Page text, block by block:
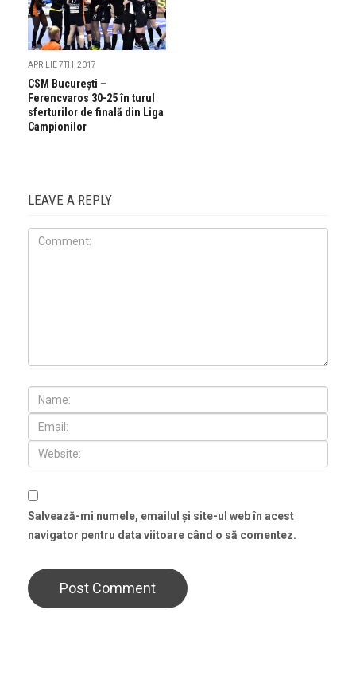
APRILIE 7TH, 2017
CSM Bucureşti –
Ferencvaros 30-25 în turul
sferturilor de finală din Liga
Campionilor
LEAVE A REPLY
Salvează-mi numele, emailul și site-ul web în acest
navigator pentru data viitoare când o să comentez.